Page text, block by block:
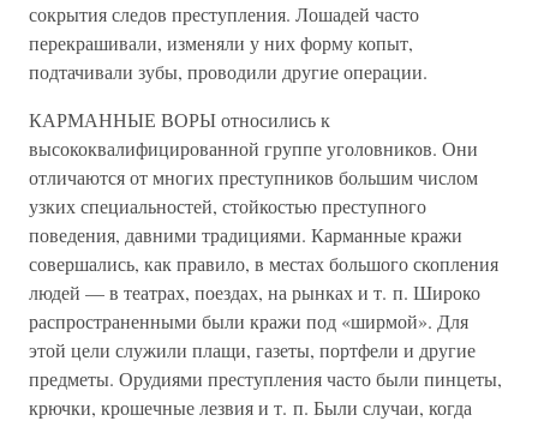
сокрытия следов преступления. Лошадей часто
перекрашивали, изменяли у них форму копыт,
подтачивали зубы, проводили другие операции.
КАРМАННЫЕ ВОРЫ относились к
высококвалифицированной группе уголовников. Они
отличаются от многих преступников большим числом
узких специальностей, стойкостью преступного
поведения, давними традициями. Карманные кражи
совершались, как правило, в местах большого скопления
людей — в театрах, поездах, на рынках и т. п. Широко
распространенными были кражи под «ширмой». Для
этой цели служили плащи, газеты, портфели и другие
предметы. Орудиями преступления часто были пинцеты,
крючки, крошечные лезвия и т. п. Были случаи, когда